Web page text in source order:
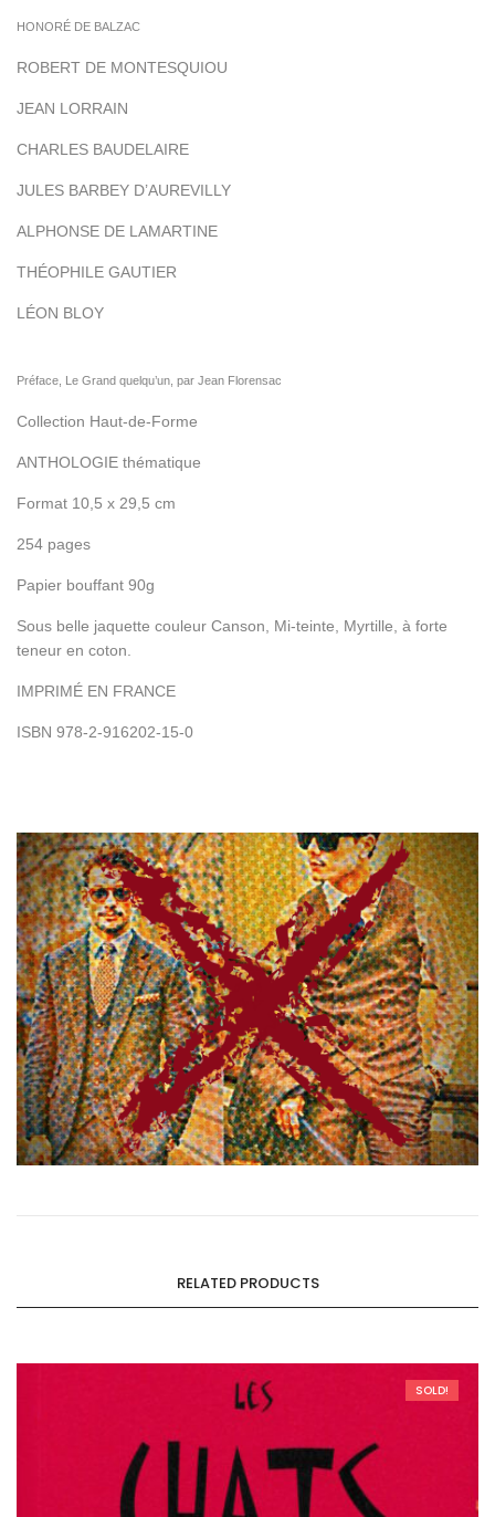
HONORÉ DE BALZAC
ROBERT DE MONTESQUIOU
JEAN LORRAIN
CHARLES BAUDELAIRE
JULES BARBEY D’AUREVILLY
ALPHONSE DE LAMARTINE
THÉOPHILE GAUTIER
LÉON BLOY
Préface, Le Grand quelqu’un, par Jean Florensac
Collection Haut-de-Forme
ANTHOLOGIE thématique
Format 10,5 x 29,5 cm
254 pages
Papier bouffant 90g
Sous belle jaquette couleur Canson, Mi-teinte, Myrtille, à forte
teneur en coton.
IMPRIMÉ EN FRANCE
ISBN 978-2-916202-15-0
RELATED PRODUCTS
SOLD!